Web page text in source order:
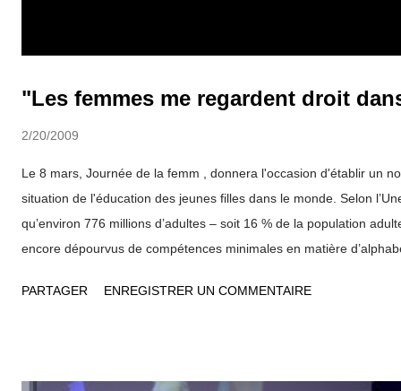
"Les femmes me regardent droit
2/20/2009
Le 8 mars, Journée de la femm , donnera l'occasion d'établir un
situation de l'éducation des jeunes filles dans le monde. Selon
qu’environ 776 millions d’adultes – soit 16 % de la population
encore dépourvus de compétences minimales en matière
mars, Journée internationale de la femme, l'ONG Aide et Action,
PARTAGER ENREGISTRER UN COMMENTAIRE